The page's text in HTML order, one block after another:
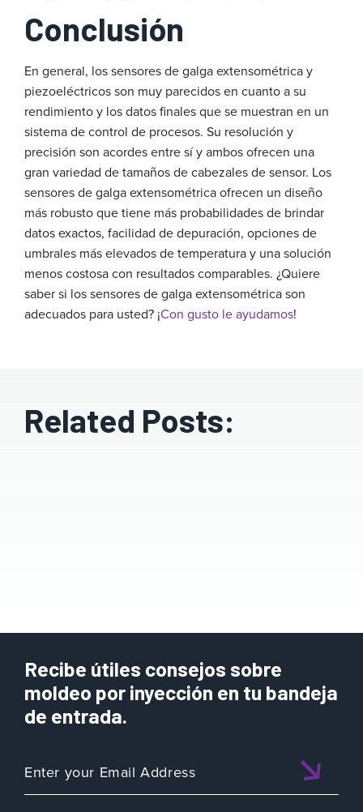
Conclusión
En general, los sensores de galga extensométrica y
piezoeléctricos son muy parecidos en cuanto a su
rendimiento y los datos finales que se muestran en un
sistema de control de procesos. Su resolución y
precisión son acordes entre sí y ambos ofrecen una
gran variedad de tamaños de cabezales de sensor. Los
sensores de galga extensométrica ofrecen un diseño
más robusto que tiene más probabilidades de brindar
datos exactos, facilidad de depuración, opciones de
umbrales más elevados de temperatura y una solución
menos costosa con resultados comparables. ¿Quiere
saber si los sensores de galga extensométrica son
adecuados para usted? ¡Con gusto le ayudamos!
Related Posts:
Recibe útiles consejos sobre
moldeo por inyección en tu bandeja
de entrada.